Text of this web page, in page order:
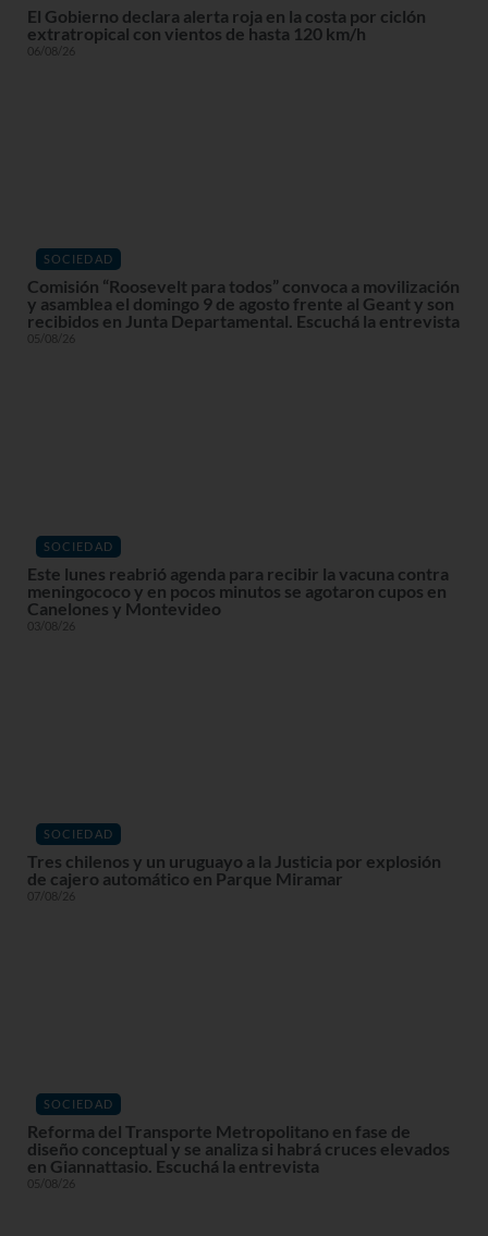
El Gobierno declara alerta roja en la costa por ciclón
extratropical con vientos de hasta 120 km/h
06/08/26
SOCIEDAD
Comisión “Roosevelt para todos” convoca a movilización
y asamblea el domingo 9 de agosto frente al Geant y son
recibidos en Junta Departamental. Escuchá la entrevista
05/08/26
SOCIEDAD
Este lunes reabrió agenda para recibir la vacuna contra
meningococo y en pocos minutos se agotaron cupos en
Canelones y Montevideo
03/08/26
SOCIEDAD
Tres chilenos y un uruguayo a la Justicia por explosión
de cajero automático en Parque Miramar
07/08/26
SOCIEDAD
Reforma del Transporte Metropolitano en fase de
diseño conceptual y se analiza si habrá cruces elevados
en Giannattasio. Escuchá la entrevista
05/08/26